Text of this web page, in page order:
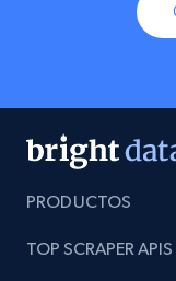
PRODUCTOS
TOP SCRAPER APIS